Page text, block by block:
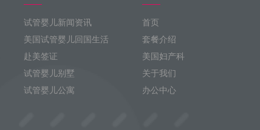
试管婴儿新闻资讯
美国试管婴儿回国生活
赴美签证
试管婴儿别墅
试管婴儿公寓
首页
套餐介绍
美国妇产科
关于我们
办公中心